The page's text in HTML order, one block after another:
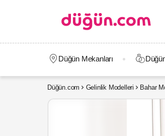
Düğün Mekanları
Düğün.com Gelinlik Modelleri Bahar